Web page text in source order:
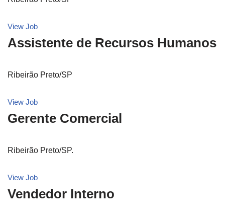
View Job
Assistente de Recursos Humanos
Ribeirão Preto/SP
View Job
Gerente Comercial
Ribeirão Preto/SP.
View Job
Vendedor Interno